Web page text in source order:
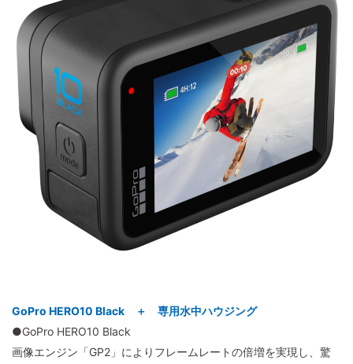
GoPro HERO10 Black ＋ 専用水中ハウジング
●GoPro HERO10 Black
画像エンジン「GP2」によりフレームレートの倍増を実現し、驚